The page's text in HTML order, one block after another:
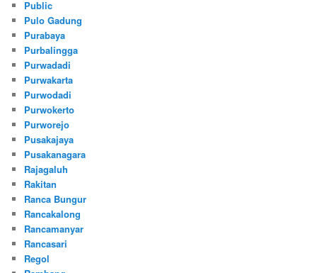
Public
Pulo Gadung
Purabaya
Purbalingga
Purwadadi
Purwakarta
Purwodadi
Purwokerto
Purworejo
Pusakajaya
Pusakanagara
Rajagaluh
Rakitan
Ranca Bungur
Rancakalong
Rancamanyar
Rancasari
Regol